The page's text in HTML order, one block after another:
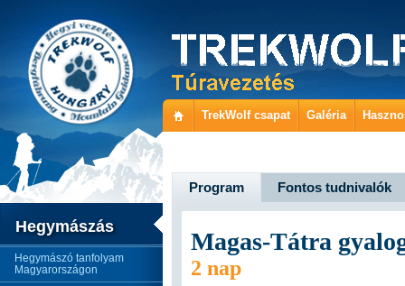
TrekWolf csapat Galéria
Hegymászás
Hegymászó tanfolyam
Magyarországon
Program Fontos tudnivalók
Magas-Tátra
2 nap